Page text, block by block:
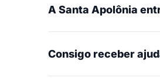
A Santa Apolônia
Consigo receber